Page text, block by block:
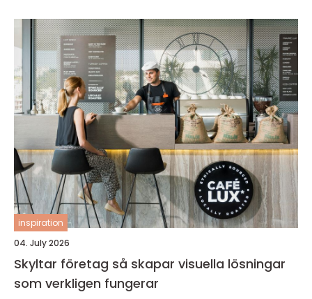
inspiration
04. July 2026
Skyltar företag så skapar visuella lösningar
som verkligen fungerar